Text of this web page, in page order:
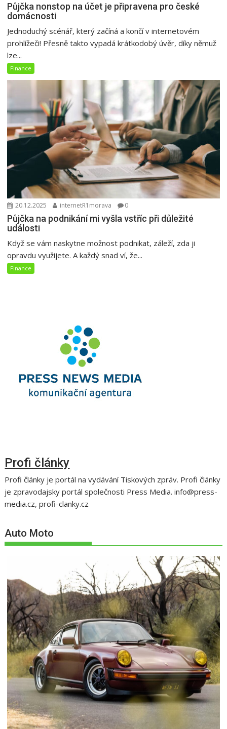
Půjčka nonstop na účet je připravena pro české
domácnosti
Jednoduchý scénář, který začíná a končí v internetovém
prohlížeči! Přesně takto vypadá krátkodobý úvěr, díky němuž
lze...
Finance
20.12.2025 internetR1morava 0
Půjčka na podnikání mi vyšla vstříc při důležité
události
Když se vám naskytne možnost podnikat, záleží, zda ji
opravdu využijete. A každý snad ví, že...
Finance
Profi články
Profi články je portál na vydávání Tiskových zpráv. Profi články
je zpravodajsky portál společnosti Press Media. info@press-
media.cz, profi-clanky.cz
Auto Moto